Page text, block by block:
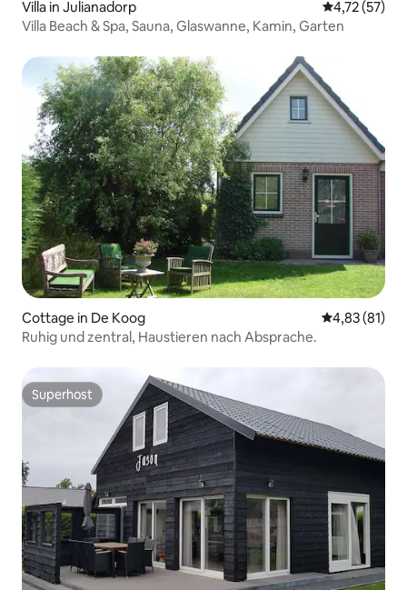
Villa in Julianadorp
4,72 (57)
Villa Beach & Spa, Sauna, Glaswanne, Kamin, Garten
Cottage in De Koog
4,83 (81)
Ruhig und zentral, Haustieren nach Absprache.
Superhost
Superhost